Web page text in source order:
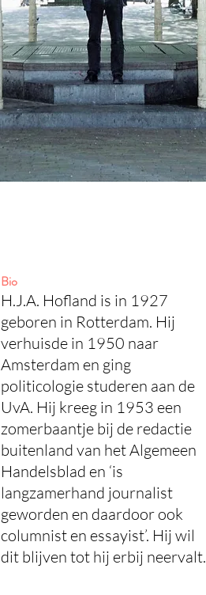
Foto: Yvette Zellerer
voor boekPassie voor Kunst
Bio
H.J.A. Hofland is in 1927
geboren in Rotterdam. Hij
verhuisde in 1950 naar
Amsterdam en ging
politicologie studeren aan de
UvA. Hij kreeg in 1953 een
zomerbaantje bij de redactie
buitenland van het Algemeen
Handelsblad en ‘is
langzamerhand journalist
geworden en daardoor ook
columnist en essayist’. Hij wil
dit blijven tot hij erbij neervalt.